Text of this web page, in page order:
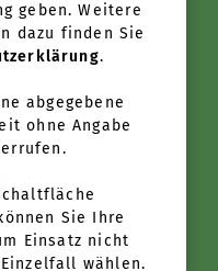
geben. Weitere
dazu finden Sie
.
abgegebene
ohne Angabe
Sie Ihre
Einsatz nicht
wählen.